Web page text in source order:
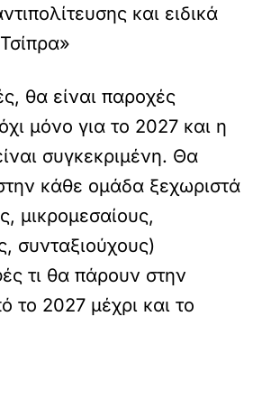
και ειδικά
θα είναι παροχές
μόνο για το 2027 και η
συγκεκριμένη. Θα
κάθε ομάδα ξεχωριστά
μικρομεσαίους,
συνταξιούχους)
τι θα πάρουν στην
το 2027 μέχρι και το